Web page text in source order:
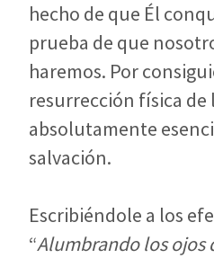
hecho de que Él
prueba de que
haremos. Por
resurrección física de
absolutamente
salvación.
Escribiéndole a los
“Alumbrando los ojos